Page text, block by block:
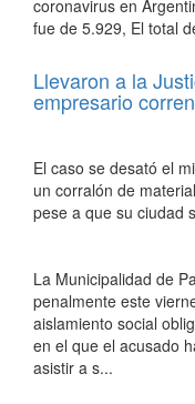
coronavirus en
fue de 5.929, El total
Llevaron a la
empresario
El caso se desató el
un corralón de
pese a que su ciudad
La Municipalidad de
penalmente este
aislamiento social
en el que el acusado
asistir a s...